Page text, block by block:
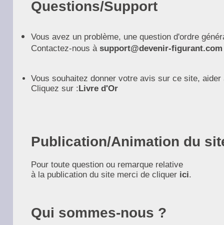
Questions/Support
Vous avez un problème, une question d'ordre
Contactez-nous à support@devenir-figurant.com
Vous souhaitez donner votre avis sur ce site, aider
Cliquez sur :Livre d'Or
Publication/Animation du
Pour toute question ou remarque relative
à la publication du site merci de cliquer ici.
Qui sommes-nous ?